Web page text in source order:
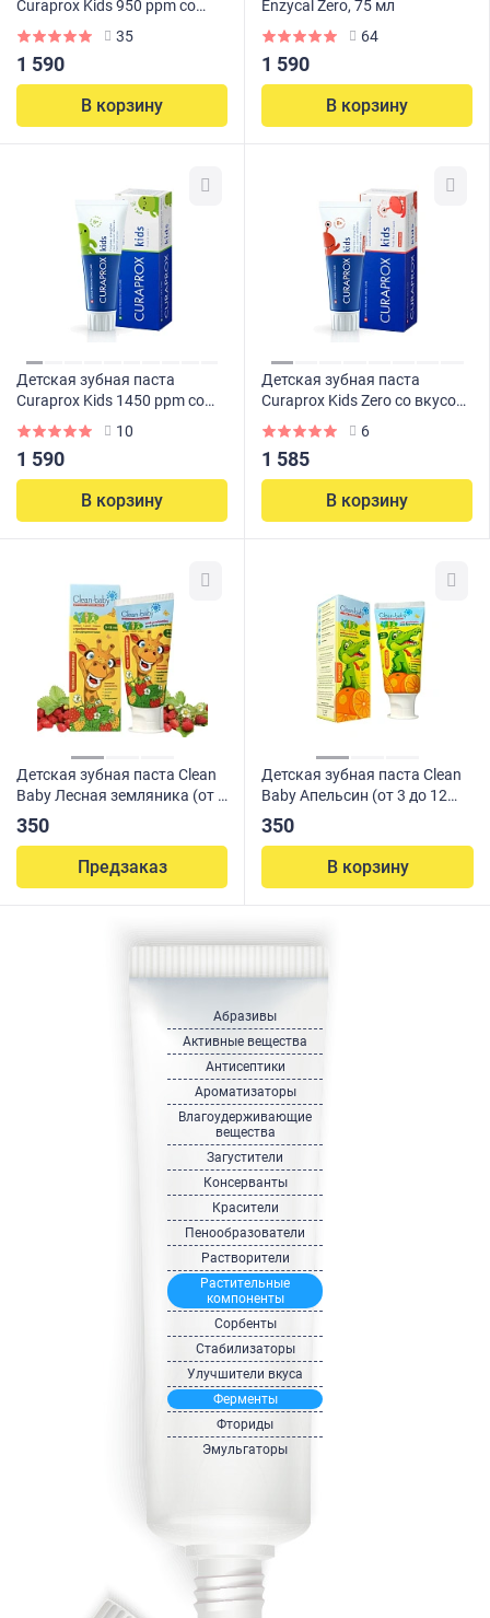
Curaprox Kids 950 ppm со
вкусом клубники (с 2 лет), 60
мл
35
1 590
В корзину
Enzycal Zero, 75 мл
64
1 590
В корзину
Детская зубная паста
Curaprox Kids 1450 ppm со
вкусом мяты (с 6 лет), 60 мл
10
1 590
В корзину
Детская зубная паста
Curaprox Kids Zero со вкусом
клубники (с 0 лет), 60 мл
6
1 585
В корзину
Детская зубная паста Clean
Baby Лесная земляника (от 3
до 12 лет), 50 мл
350
Предзаказ
Детская зубная паста Clean
Baby Апельсин (от 3 до 12
лет), 50 мл
350
В корзину
Абразивы
Активные вещества
Антисептики
Ароматизаторы
Влагоудерживающие
вещества
Загустители
Консерванты
Красители
Пенообразователи
Растворители
Растительные
компоненты
Сорбенты
Стабилизаторы
Улучшители вкуса
Ферменты
Фториды
Эмульгаторы